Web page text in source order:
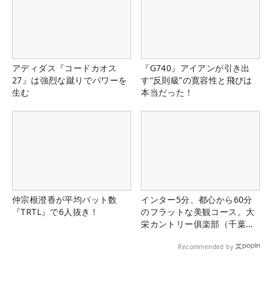
アディダス『コードカオス
27』は強烈な蹴りでパワーを
生む
『G740』アイアンが引き出
す“反則級”の寛容性と飛びは
本当だった！
仲宗根澄香が平均パット数
『TRTL』で6人抜き！
インター5分、都心から60分
のフラットな美観コース。大
栄カントリー俱楽部（千葉
Recommended by